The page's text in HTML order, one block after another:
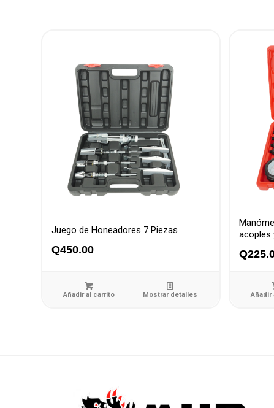
Juego de Honeadores 7 Piezas
Q450.00
Añadir al carrito Mostrar detalles
acoples
Q
Añadir